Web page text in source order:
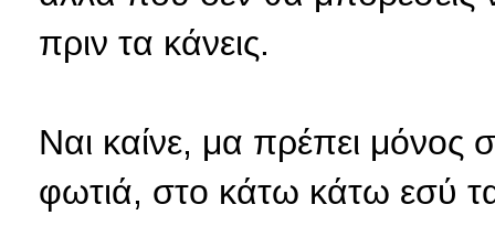
πριν τα κάνεις.
Ναι καίνε, μα πρέπει μόνος
φωτιά, στο κάτω κάτω εσύ